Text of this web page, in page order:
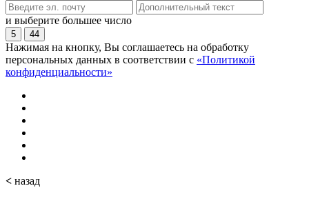
и выберите большее число
5 44
Нажимая на кнопку, Вы соглашаетесь на обработку
персональных данных в соответствии с «Политикой
конфиденциальности»
< назад